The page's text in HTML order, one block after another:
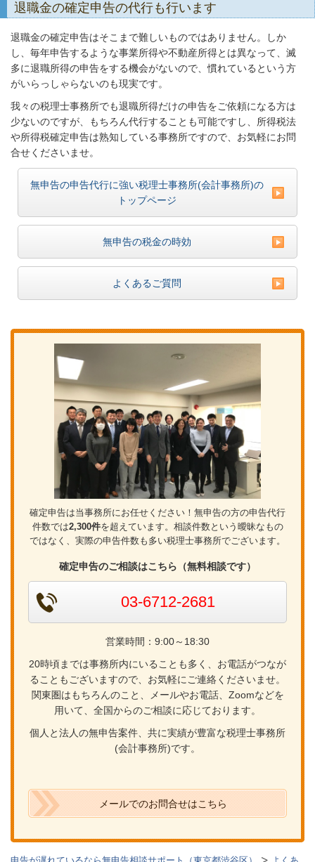
退職金の確定申告の代行も行います
退職金の確定申告はそこまで難しいものではありません。しか
し、毎年申告するような事業所得や不動産所得とは異なって、滅
多に退職所得の申告をする機会がないので、慣れているという方
がいらっしゃらないのも現実です。
我々の税理士事務所でも退職所得だけの申告をご依頼になる方は
少ないのですが、もちろん代行することも可能ですし、所得税法
や所得税確定申告は熟知している事務所ですので、お気軽にお問
合せくださいませ。
無申告の申告代行に強い税理士事務所(会計事務所)の
トップページ
無申告の税金の時効
よくあるご質問
確定申告は当事務所にお任せください！無申告の方の申告代行
件数では2,300件を超えています。相談件数という曖昧なもの
ではなく、実際の申告件数も多い税理士事務所でございます。
確定申告のご相談はこちら（無料相談です）
03-6712-2681
営業時間：9:00～18:30
20時頃までは事務所内にいることも多く、お電話がつなが
ることもございますので、お気軽にご連絡くださいませ。
関東圏はもちろんのこと、メールやお電話、Zoomなどを
用いて、全国からのご相談に応じております。
個人と法人の無申告案件、共に実績が豊富な税理士事務所
(会計事務所)です。
メールでのお問合せはこちら